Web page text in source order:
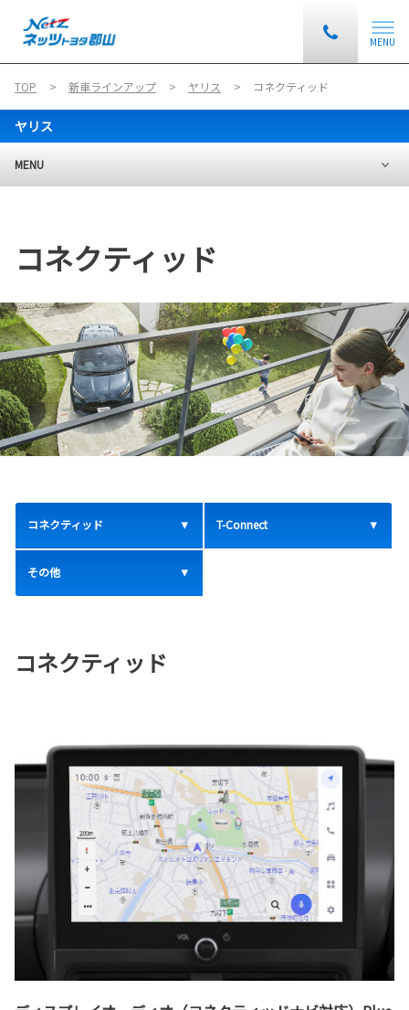
MENU
TOP 新車ラインアップ ヤリス コネクティッド
ヤリス
MENU
コネクティッド
コネクティッド T-Connect
その他
コネクティッド